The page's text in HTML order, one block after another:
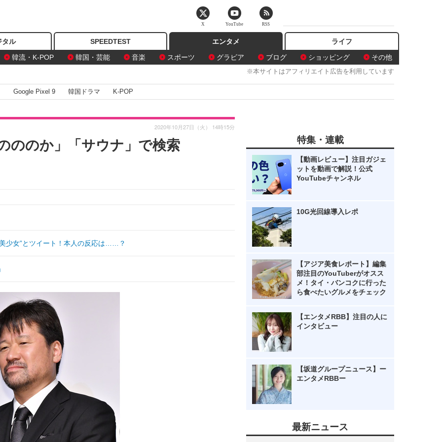
タル SPEEDTEST
エンタメ
韓流・K-POP
韓国・芸能 音楽 スポーツ グラビア ブログ ショッピング その他
ライフ
※本サイトはアフィリエイト広告を利用しています
Google Pixel 9 韓国ドラマ K-POP
ののか」「サウナ」で検索
2020年10月27日（火） 14時15分
少女”とツイート！本人の反応は……？
特集・連載
【動画レビュー】注目ガジェ
ットを動画で解説！公式
YouTubeチャンネル
10G光回線導入レポ
【アジア美食レポート】編集
部注目のYouTuberがオスス
メ！タイ・バンコクに行った
ら食べたいグルメをチェック
【エンタメRBB】注目の人に
インタビュー
【坂道グループニュース】ー
エンタメRBBー
最新ニュース
X YouTube RSS